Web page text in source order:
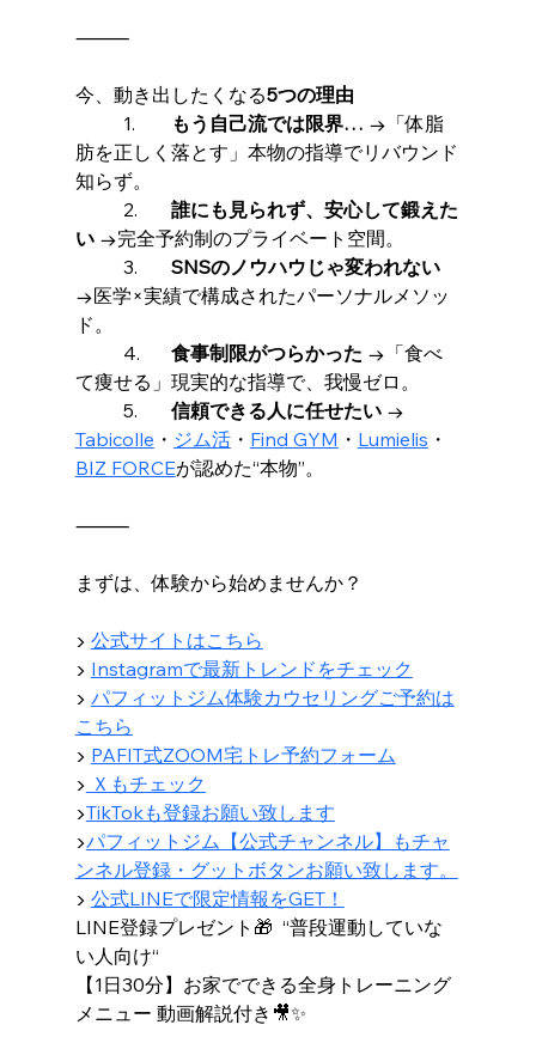
⸻
今、動き出したくなる5つの理由
もう自己流では限界… →「体脂
肪を正しく落とす」本物の指導でリバウンド
知らず。
誰にも見られず、安心して鍛えた
い →完全予約制のプライベート空間。
SNSのノウハウじゃ変われない
→医学×実績で構成されたパーソナルメソッ
ド。
食事制限がつらかった →「食べ
て痩せる」現実的な指導で、我慢ゼロ。
信頼できる人に任せたい →
Tabicolle ・ ジム活・ Find GYM ・ Lumielis ・
BIZ FORCEが認めた“本物”。
⸻
まずは、体験から始めませんか？
▶ 公式サイトはこちら
▶ Instagramで最新トレンドをチェック
▶ パフィットジム体験カウセリングご予約は
こちら
▶︎ PAFIT式ZOOM宅トレ予約フォーム
▶︎ Ｘもチェック
▶︎TikTokも登録お願い致します
▶︎パフィットジム【公式チャンネル】もチャ
ンネル登録・グットボタンお願い致します。
▶ 公式LINEで限定情報をGET！
LINE登録プレゼント🎁  “普段運動していな
い人向け“
【1日30分】お家でできる全身トレーニング
メニュー 動画解説付き🎥✨